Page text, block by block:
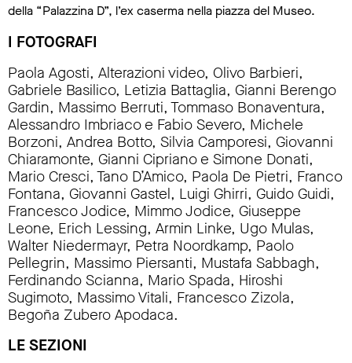
della “Palazzina D”, l’ex caserma nella piazza del Museo.
I FOTOGRAFI
Paola Agosti, Alterazioni video, Olivo Barbieri,
Gabriele Basilico, Letizia Battaglia, Gianni Berengo
Gardin, Massimo Berruti, Tommaso Bonaventura,
Alessandro Imbriaco e Fabio Severo, Michele
Borzoni, Andrea Botto, Silvia Camporesi, Giovanni
Chiaramonte, Gianni Cipriano e Simone Donati,
Mario Cresci, Tano D’Amico, Paola De Pietri, Franco
Fontana, Giovanni Gastel, Luigi Ghirri, Guido Guidi,
Francesco Jodice, Mimmo Jodice, Giuseppe
Leone, Erich Lessing, Armin Linke, Ugo Mulas,
Walter Niedermayr, Petra Noordkamp, Paolo
Pellegrin, Massimo Piersanti, Mustafa Sabbagh,
Ferdinando Scianna, Mario Spada, Hiroshi
Sugimoto, Massimo Vitali, Francesco Zizola,
Begoña Zubero Apodaca.
LE SEZIONI